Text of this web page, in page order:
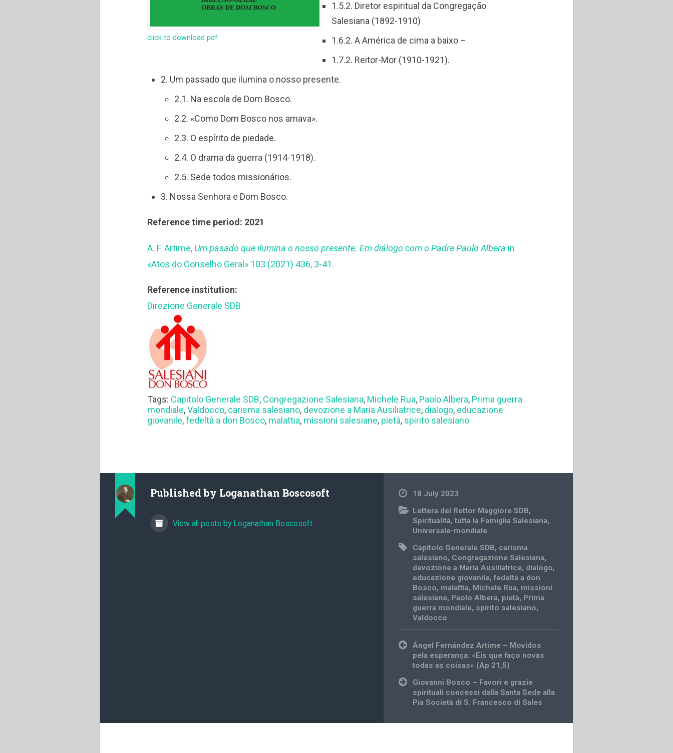
click to download pdf
1.5.2. Diretor espiritual da Congregação
Salesiana (1892-1910)
1.6.2. A América de cima a baixo –
1.7.2. Reitor-Mor (1910-1921).
2. Um passado que ilumina o nosso presente.
2.1. Na escola de Dom Bosco.
2.2. «Como Dom Bosco nos amava».
2.3. O espírito de piedade.
2.4. O drama da guerra (1914-1918).
2.5. Sede todos missionários.
3. Nossa Senhora e Dom Bosco.
Reference time period: 2021
A. F. Artime, Um pasado que ilumina o nosso presente. Em diálogo com o Padre Paulo Albera in
«Atos do Conselho Geral» 103 (2021) 436, 3-41.
Reference institution:
Direzione Generale SDB
Tags: Capitolo Generale SDB, Congregazione Salesiana, Michele Rua, Paolo Albera, Prima guerra
mondiale,Valdocco, carisma salesiano, devozione a Maria Ausiliatrice, dialogo, educazione
giovanile,fedeltà a don Bosco, malattia, missioni salesiane, pietà, spirito salesiano
Published by Loganathan Boscosoft
View all posts by Loganathan Boscosoft
18 July 2023
Lettera del Rettor Maggiore SDB,
Spiritualità,tutta la Famiglia Salesiana,
Universale-mondiale
Capitolo Generale SDB, carisma
salesiano, Congregazione Salesiana,
devozione a Maria Ausiliatrice, dialogo,
educazione giovanile,fedeltà a don
Bosco, malattia, Michele Rua, missioni
salesiane, Paolo Albera, pietà, Prima
guerra mondiale, spirito salesiano,
Valdocco
Post
navigation
Ángel Fernández Artime – Movidos
pela esperança: «Eis que faço novas
todas as coisas» (Ap 21,5)
Giovanni Bosco – Favori e grazie
spirituali concessi dalla Santa Sede alla
Pia Società di S. Francesco di Sales